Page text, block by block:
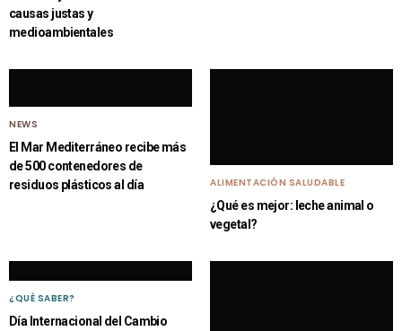
causas justas y
medioambientales
NEWS
El Mar Mediterráneo recibe más
de 500 contenedores de
residuos plásticos al día
ALIMENTACIÓN SALUDABLE
¿Qué es mejor: leche animal o
vegetal?
¿QUÉ SABER?
Día Internacional del Cambio